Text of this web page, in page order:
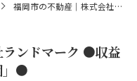
福岡市の不動産｜株式会社ランドマーク ●収益物件「グランパーク西公園」●
ランドマーク ●収益
」●